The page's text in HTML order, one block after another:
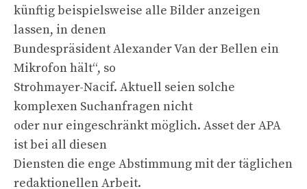
künftig beispielsweise alle Bilder anzeigen
lassen, in denen
Bundespräsident Alexander Van der Bellen ein
Mikrofon hält“, so
Strohmayer-Nacif. Aktuell seien solche
komplexen Suchanfragen nicht
oder nur eingeschränkt möglich. Asset der APA
ist bei all diesen
Diensten die enge Abstimmung mit der täglichen
redaktionellen Arbeit.